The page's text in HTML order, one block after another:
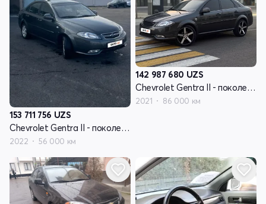
153 711 756 UZS
Chevrolet Gentra II - поколение
2022 56 000 км
142 987 680 UZS
Chevrolet Gentra II - поколение
2021 86 000 км